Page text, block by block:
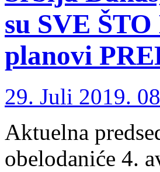
su SVE
planovi
29. Juli 2019.
Aktuelna
obelodaniće 4.